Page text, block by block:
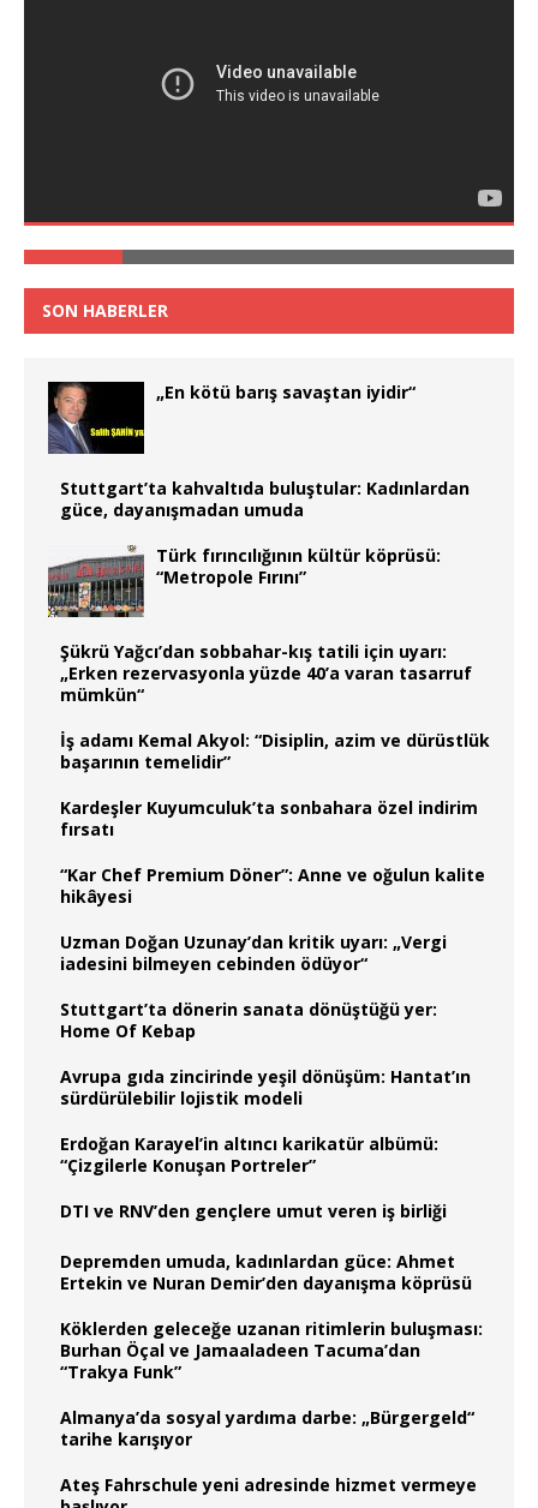
SON HABERLER
„En kötü barış savaştan iyidir“
Stuttgart’ta kahvaltıda buluştular: Kadınlardan
güce, dayanışmadan umuda
Türk fırıncılığının kültür köprüsü:
“Metropole Fırını”
Şükrü Yağcı’dan sobbahar-kış tatili için uyarı:
„Erken rezervasyonla yüzde 40’a varan tasarruf
mümkün“
İş adamı Kemal Akyol: “Disiplin, azim ve dürüstlük
başarının temelidir”
Kardeşler Kuyumculuk’ta sonbahara özel indirim
fırsatı
“Kar Chef Premium Döner”: Anne ve oğulun kalite
hikâyesi
Uzman Doğan Uzunay’dan kritik uyarı: „Vergi
iadesini bilmeyen cebinden ödüyor“
Stuttgart’ta dönerin sanata dönüştüğü yer:
Home Of Kebap
Avrupa gıda zincirinde yeşil dönüşüm: Hantat’ın
sürdürülebilir lojistik modeli
Erdoğan Karayel’in altıncı karikatür albümü:
“Çizgilerle Konuşan Portreler”
DTI ve RNV’den gençlere umut veren iş birliği
Depremden umuda, kadınlardan güce: Ahmet
Ertekin ve Nuran Demir’den dayanışma köprüsü
Köklerden geleceğe uzanan ritimlerin buluşması:
Burhan Öçal ve Jamaaladeen Tacuma’dan
“Trakya Funk”
Almanya’da sosyal yardıma darbe: „Bürgergeld“
tarihe karışıyor
Ateş Fahrschule yeni adresinde hizmet vermeye